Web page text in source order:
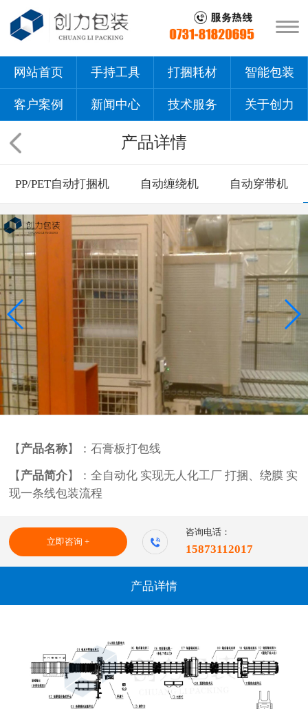
网站首页 手持工具 打捆耗材 智能包装
客户案例 新闻中心 技术服务 关于创力
产品详情
PP/PET自动打捆机 自动缠绕机 自动穿带机
【 产品名称】：石膏板打包线
【 产品简介】：全自动化 实现无人化工厂 打捆、绕膜 实
现一条线包装流程
立即咨询 +
咨询电话：
15873112017
产品详情